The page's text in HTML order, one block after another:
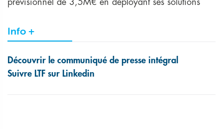
prévisionnel de 3,5M€ en déployant ses solutions
Info +
Découvrir le communiqué de presse intégral
Suivre LTF sur Linkedin